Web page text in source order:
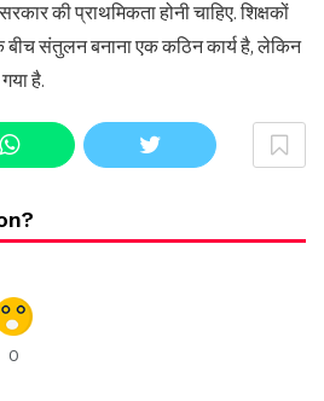
की प्राथमिकता होनी चाहिए. शिक्षकों
संतुलन बनाना एक कठिन कार्य है, लेकिन
है.
0